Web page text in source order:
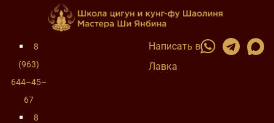
8
(963)
644–45–
67
8
Написать в
Лавка